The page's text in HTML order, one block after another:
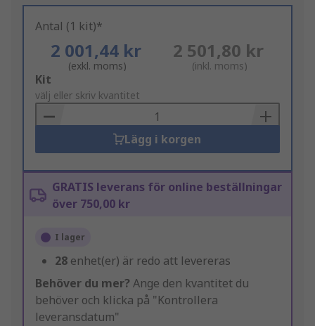
Antal (1 kit)*
2 001,44 kr
(exkl. moms)
2 501,80 kr
(inkl. moms)
Add
to
Basket
Kit
välj eller skriv kvantitet
Lägg i korgen
GRATIS leverans för online beställningar
över 750,00 kr
I lager
28 enhet(er) är redo att levereras
Behöver du mer? Ange den kvantitet du
behöver och klicka på "Kontrollera
leveransdatum"